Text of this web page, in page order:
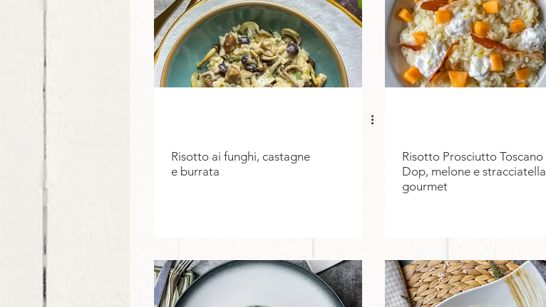
Risotto ai funghi, castagne
e burrata
Risotto Prosciutto Toscano
Dop, melone e stracciatella
gourmet